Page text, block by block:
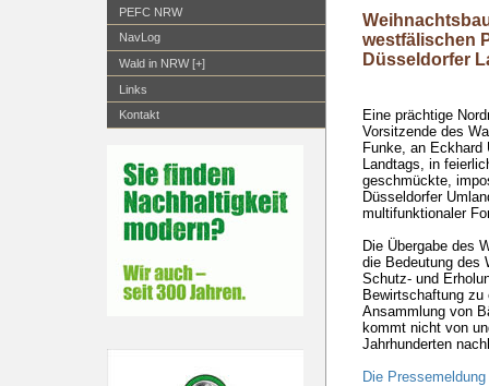
PEFC NRW
NavLog
Wald in NRW [+]
Links
Kontakt
westfälischen
Düsseldorfer
Eine prächtige
Vorsitzende des
Funke, an Eckhard
Landtags, in
geschmückte,
Düsseldorfer
multifunktionaler
Die Übergabe des
die Bedeutung des
Schutz- und
Bewirtschaftung zu
Ansammlung von
kommt nicht von
Jahrhunderten
Die